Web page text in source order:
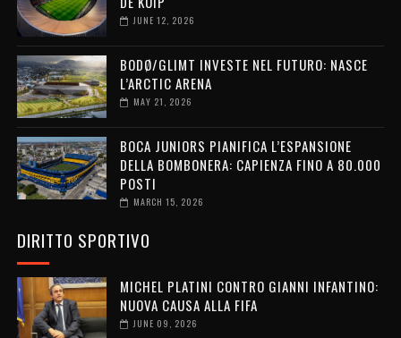
JUNE 12, 2026
BODØ/GLIMT INVESTE NEL FUTURO: NASCE
L’ARCTIC ARENA
MAY 21, 2026
BOCA JUNIORS PIANIFICA L’ESPANSIONE
DELLA BOMBONERA: CAPIENZA FINO A 80.000
POSTI
MARCH 15, 2026
DIRITTO SPORTIVO
MICHEL PLATINI CONTRO GIANNI INFANTINO:
NUOVA CAUSA ALLA FIFA
JUNE 09, 2026